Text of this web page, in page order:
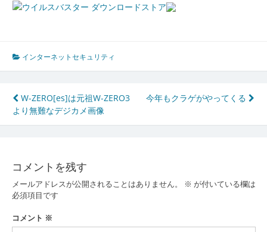
インターネットセキュリティ
投
稿
ビ
ゲ
ー
シ
W-ZERO[es]は元祖W-ZERO3
より無難なデジカメ画像
今年もクラゲがやってくる
コメントを残す
メールアドレスが公開されることはありません。 ※ が付いている欄は
必須項目です
コメント ※